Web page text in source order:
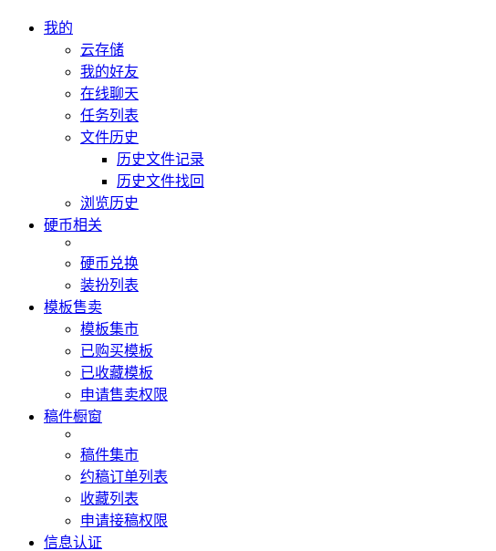
我的
云存储
我的好友
在线聊天
任务列表
文件历史
历史文件记录
历史文件找回
浏览历史
硬币相关
硬币兑换
装扮列表
模板售卖
模板集市
已购买模板
已收藏模板
申请售卖权限
稿件橱窗
稿件集市
约稿订单列表
收藏列表
申请接稿权限
信息认证